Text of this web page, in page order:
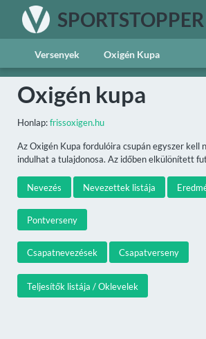
SPORTSTOPPER
Versenyek Oxigén Kupa
Oxigén kupa
Honlap:frissoxigen.hu
Az Oxigén Kupa fordulóira csupán egyszer
indulhat a tulajdonosa. Az időben elkülönített
Nevezés Nevezettek listája
Pontverseny
Csapatnevezések Csapatverseny
Teljesítők listája / Oklevelek